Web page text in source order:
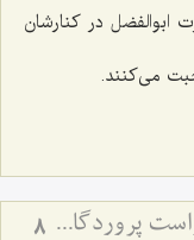
ابوالفضل در كنارشان
می‌كنند.
پیام عاشورا عمل براساس رضا و خواست پروردگار متعال در همه شؤون زندگی 8